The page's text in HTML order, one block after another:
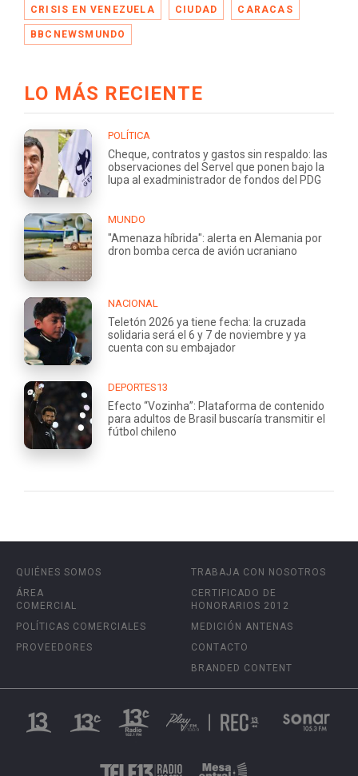
CRISIS EN VENEZUELA CIUDAD CARACAS
BBCNEWSMUNDO
LO MÁS RECIENTE
POLÍTICA
Cheque, contratos y gastos sin respaldo: las
observaciones del Servel que ponen bajo la
lupa al exadministrador de fondos del PDG
MUNDO
"Amenaza híbrida": alerta en Alemania por
dron bomba cerca de avión ucraniano
NACIONAL
Teletón 2026 ya tiene fecha: la cruzada
solidaria será el 6 y 7 de noviembre y ya
cuenta con su embajador
DEPORTES13
Efecto “Vozinha”: Plataforma de contenido
para adultos de Brasil buscaría transmitir el
fútbol chileno
QUIÉNES SOMOS
ÁREA
COMERCIAL
POLÍTICAS COMERCIALES
PROVEEDORES
TRABAJA CON NOSOTROS
CERTIFICADO DE
HONORARIOS 2012
MEDICIÓN ANTENAS
CONTACTO
BRANDED CONTENT